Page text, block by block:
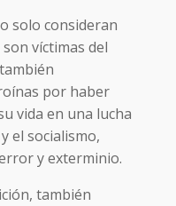
solo consideran
víctimas del
por haber
vida en una lucha
el socialismo,
y exterminio.
también